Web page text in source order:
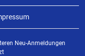
Neu-Anmeldungen